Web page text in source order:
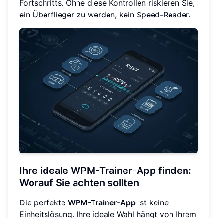
Fortschritts. Ohne diese Kontrollen riskieren Sie,
ein Überflieger zu werden, kein Speed-Reader.
Ihre ideale WPM-Trainer-App finden:
Worauf Sie achten sollten
Die perfekte WPM-Trainer-App ist keine
Einheitslösung. Ihre ideale Wahl hängt von Ihrem